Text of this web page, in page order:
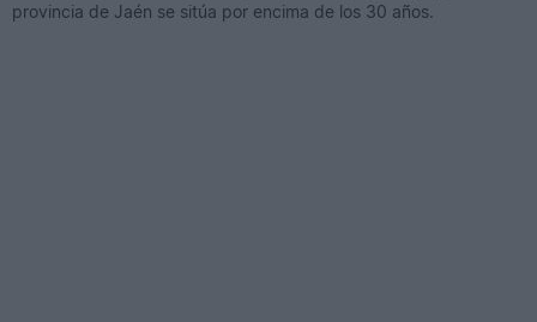
provincia de Jaén se sitúa por encima de los 30 años.